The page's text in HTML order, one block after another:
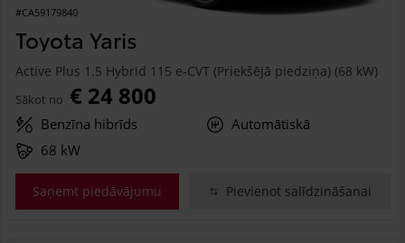
#CA59179840
Toyota Yaris
Active Plus 1.5 Hybrid 115 e-CVT (Priekšējā piedziņa) (68 kW)
Sākot no € 24 800
Benzīna hibrīds
Automātiskā
68 kW
Saņemt piedāvājumu Pievienot salīdzināšanai